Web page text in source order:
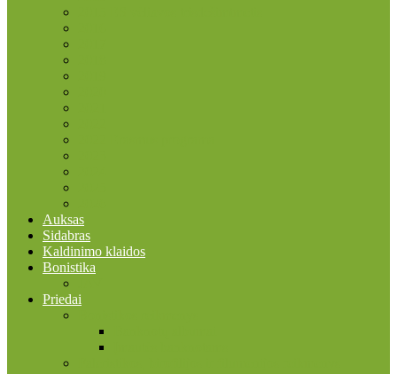
Auksas
Sidabras
Kaldinimo klaidos
Bonistika
Priedai